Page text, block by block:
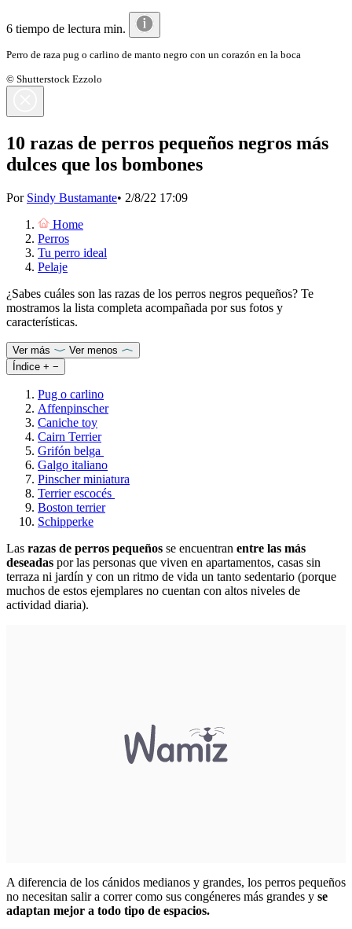
6 tiempo de lectura min.
Perro de raza pug o carlino de manto negro con un corazón en la boca
© Shutterstock Ezzolo
10 razas de perros pequeños negros más
dulces que los bombones
Por Sindy Bustamante• 2/8/22 17:09
Home
Perros
Tu perro ideal
Pelaje
¿Sabes cuáles son las razas de los perros negros pequeños? Te
mostramos la lista completa acompañada por sus fotos y
características.
Ver más
Ver menos
Índice + −
Pug o carlino
Affenpinscher
Caniche toy
Cairn Terrier
Grifón belga
Galgo italiano
Pinscher miniatura
Terrier escocés
Boston terrier
Schipperke
Las razas de perros pequeños se encuentran entre las más
deseadas por las personas que viven en apartamentos, casas sin
terraza ni jardín y con un ritmo de vida un tanto sedentario (porque
muchos de estos ejemplares no cuentan con altos niveles de
actividad diaria).
A diferencia de los cánidos medianos y grandes, los perros pequeños
no necesitan salir a correr como sus congéneres más grandes y se
adaptan mejor a todo tipo de espacios.